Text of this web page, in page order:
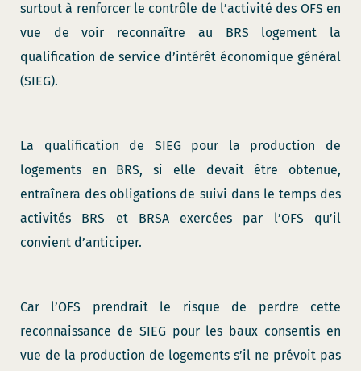
surtout à renforcer le contrôle de l’activité des OFS en
vue de voir reconnaître au BRS logement la
qualification de service d’intérêt économique général
(SIEG).
La qualification de SIEG pour la production de
logements en BRS, si elle devait être obtenue,
entraînera des obligations de suivi dans le temps des
activités BRS et BRSA exercées par l’OFS qu’il
convient d’anticiper.
Car l’OFS prendrait le risque de perdre cette
reconnaissance de SIEG pour les baux consentis en
vue de la production de logements s’il ne prévoit pas